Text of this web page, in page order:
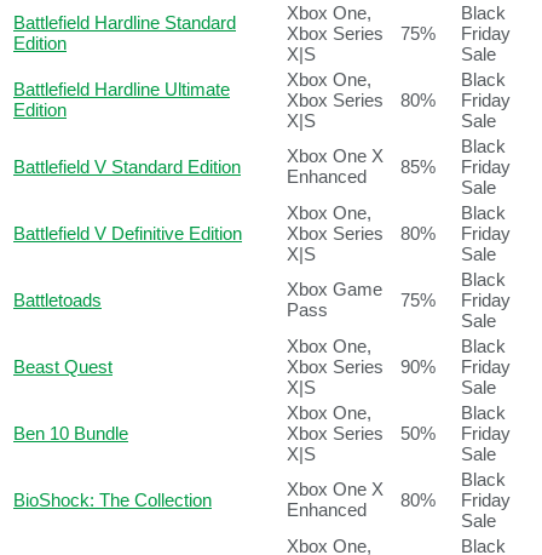
Battlefield Hardline Standard
Edition
Xbox One,
Xbox Series
X|S
75%
Black
Friday
Sale
Battlefield Hardline Ultimate
Edition
Xbox One,
Xbox Series
X|S
80%
Black
Friday
Sale
Battlefield V Standard Edition
Xbox One X
Enhanced
85%
Black
Friday
Sale
Battlefield V Definitive Edition
Xbox One,
Xbox Series
X|S
80%
Black
Friday
Sale
Battletoads
Xbox Game
Pass
75%
Black
Friday
Sale
Beast Quest
Xbox One,
Xbox Series
X|S
90%
Black
Friday
Sale
Ben 10 Bundle
Xbox One,
Xbox Series
X|S
50%
Black
Friday
Sale
BioShock: The Collection
Xbox One X
Enhanced
80%
Black
Friday
Sale
Xbox One,
Black